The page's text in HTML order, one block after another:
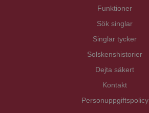
Funktioner
Sök singlar
Singlar tycker
Solskenshistorier
Dejta säkert
Kontakt
Personuppgiftspolicy